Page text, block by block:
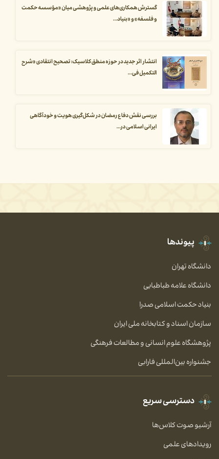
گسترش همکاری‌های علمی و پژوهشی میان «مؤسسه حکمت
و فلسفه» و «بنیاد...
انتشار اثر جدید در حوزه منطق کلاسیک: تصحیح انتقادی «شرح
التکمیل فی...
بررسی نقش دفاع رمضان در شکل‌گیری هویت و خودآگاهی
ایرانی اسلامی در...
پیوندها
دانشگاه تهران
دانشگاه علامه طباطبایی
بنیاد حکمت اسلامی صدرا
سازمان اسناد و کتابخانه ملی ایران
پژوهشگاه علوم انسانی و مطالعات فرهنگی
جشنواره بین‌المللی فارابی
دسترسی سریع
آرشیو صوت کلاس‌ها
رویدادهای علمی